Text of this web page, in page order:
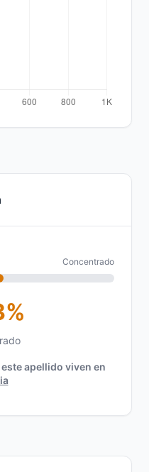
Concentrado
apellido viven en